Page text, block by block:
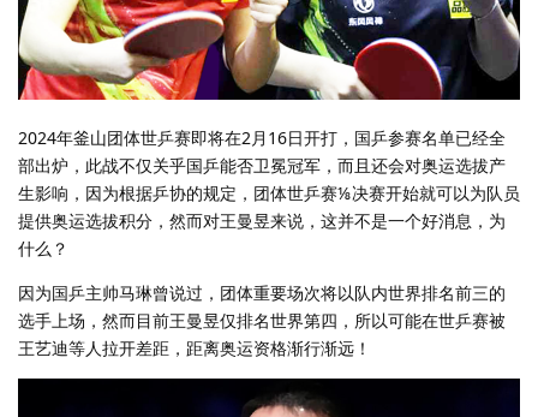
2024年釜山团体世乒赛即将在2月16日开打，国乒参赛名单已经全
部出炉，此战不仅关乎国乒能否卫冕冠军，而且还会对奥运选拔产
生影响，因为根据乒协的规定，团体世乒赛⅛决赛开始就可以为队员
提供奥运选拔积分，然而对王曼昱来说，这并不是一个好消息，为
什么？
因为国乒主帅马琳曾说过，团体重要场次将以队内世界排名前三的
选手上场，然而目前王曼昱仅排名世界第四，所以可能在世乒赛被
王艺迪等人拉开差距，距离奥运资格渐行渐远！